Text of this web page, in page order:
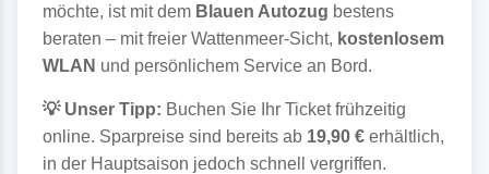
möchte, ist mit dem Blauen Autozug bestens
beraten – mit freier Wattenmeer-Sicht, kostenlosem
WLAN und persönlichem Service an Bord.
💡 Unser Tipp: Buchen Sie Ihr Ticket frühzeitig
online. Sparpreise sind bereits ab 19,90 €erhältlich,
in der Hauptsaison jedoch schnell vergriffen.